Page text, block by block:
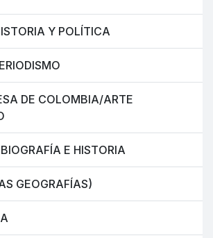
Y POLÍTICA
DE COLOMBIA/ARTE
E HISTORIA
GEOGRAFÍAS)